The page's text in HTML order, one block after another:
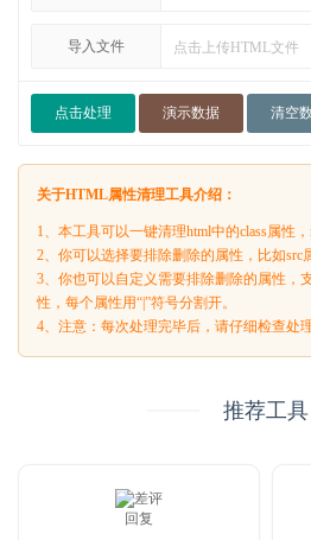
导入文件 点击上传HTML文件
点击处理 演示数据 清空
关于HTML属性清理工具介绍：
1、本工具可以一键清理html中的class属性
2、你可以选择要排除删除的属性，比如src
3、你也可以自定义需要排除删除的属性，
性，每个属性用“|”符号分割开。
4、注意：每次处理完毕后，请仔细检查处
推荐工具